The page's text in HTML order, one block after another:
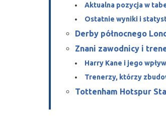
Aktualna pozycja w
Ostatnie wyniki i
Derby północnego
Znani zawodnicy i
Harry Kane i jego
Trenerzy, którzy
Tottenham Hotspur